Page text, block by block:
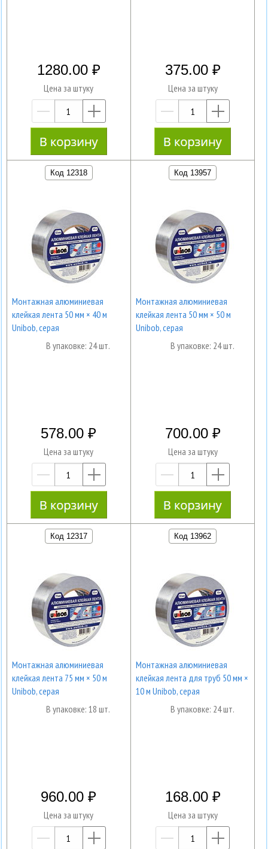
1280.00
Цена за штуку
—
375.00
Цена за штуку
—
Код 12318
Монтажная алюминиевая
клейкая лента 50 мм × 40 м
Unibob, серая
В упаковке: 24 шт.
578.00
Цена за штуку
—
Код 13957
Монтажная алюминиевая
клейкая лента 50 мм × 50 м
Unibob, серая
В упаковке: 24 шт.
700.00
Цена за штуку
—
Код 12317
Монтажная алюминиевая
клейкая лента 75 мм × 50 м
Unibob, серая
В упаковке: 18 шт.
960.00
Цена за штуку
—
Код 13962
Монтажная алюминиевая
клейкая лента для труб 50 мм ×
10 м Unibob, серая
В упаковке: 24 шт.
168.00
Цена за штуку
—